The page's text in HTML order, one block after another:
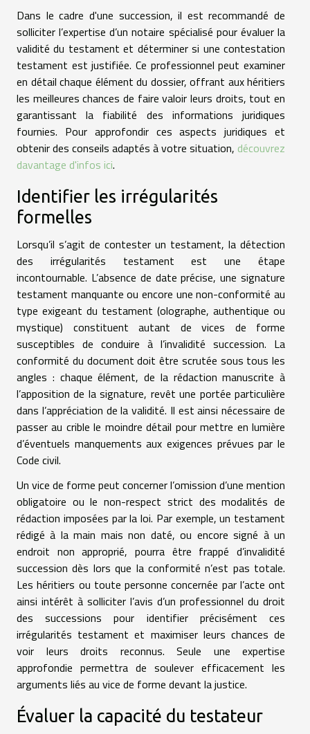
Dans le cadre d'une succession, il est recommandé de
solliciter l’expertise d’un notaire spécialisé pour évaluer la
validité du testament et déterminer si une contestation
testament est justifiée. Ce professionnel peut examiner
en détail chaque élément du dossier, offrant aux héritiers
les meilleures chances de faire valoir leurs droits, tout en
garantissant la fiabilité des informations juridiques
fournies. Pour approfondir ces aspects juridiques et
obtenir des conseils adaptés à votre situation, découvrez
davantage d'infos ici.
Identifier les irrégularités
formelles
Lorsqu’il s’agit de contester un testament, la détection
des irrégularités testament est une étape
incontournable. L’absence de date précise, une signature
testament manquante ou encore une non-conformité au
type exigeant du testament (olographe, authentique ou
mystique) constituent autant de vices de forme
susceptibles de conduire à l’invalidité succession. La
conformité du document doit être scrutée sous tous les
angles : chaque élément, de la rédaction manuscrite à
l’apposition de la signature, revêt une portée particulière
dans l’appréciation de la validité. Il est ainsi nécessaire de
passer au crible le moindre détail pour mettre en lumière
d’éventuels manquements aux exigences prévues par le
Code civil.
Un vice de forme peut concerner l’omission d’une mention
obligatoire ou le non-respect strict des modalités de
rédaction imposées par la loi. Par exemple, un testament
rédigé à la main mais non daté, ou encore signé à un
endroit non approprié, pourra être frappé d’invalidité
succession dès lors que la conformité n’est pas totale.
Les héritiers ou toute personne concernée par l’acte ont
ainsi intérêt à solliciter l’avis d’un professionnel du droit
des successions pour identifier précisément ces
irrégularités testament et maximiser leurs chances de
voir leurs droits reconnus. Seule une expertise
approfondie permettra de soulever efficacement les
arguments liés au vice de forme devant la justice.
Évaluer la capacité du testateur